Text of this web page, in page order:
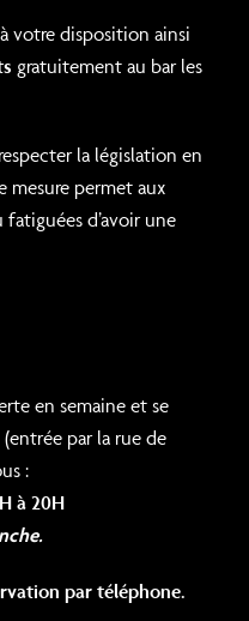
votre disposition ainsi
gratuitement au bar les
la législation en
mesure permet aux
d’avoir une
en semaine et se
par la rue de
:
à 20H
par téléphone.